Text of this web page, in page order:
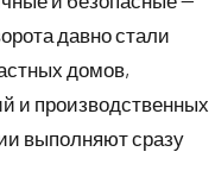
давно стали
домов,
и производственных
выполняют сразу